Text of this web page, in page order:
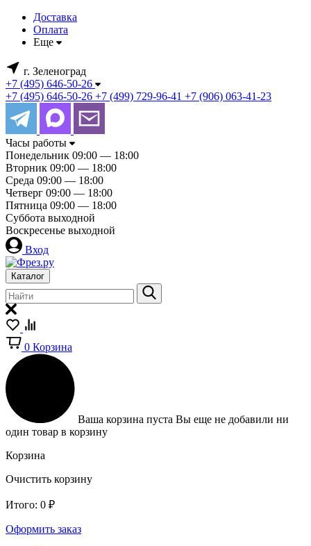
Доставка
Оплата
Еще
г. Зеленоград
+7 (495) 646-50-26
+7 (495) 646-50-26 +7 (499) 729-96-41 +7 (906) 063-41-23
Часы работы
Понедельник 09:00 — 18:00
Вторник 09:00 — 18:00
Среда 09:00 — 18:00
Четверг 09:00 — 18:00
Пятница 09:00 — 18:00
Суббота выходной
Воскресенье выходной
Вход
Каталог
0 Корзина
Ваша корзина пуста Вы еще не добавили ни
один товар в корзину
Корзина
Очистить корзину
Итого: 0 ₽
Оформить заказ